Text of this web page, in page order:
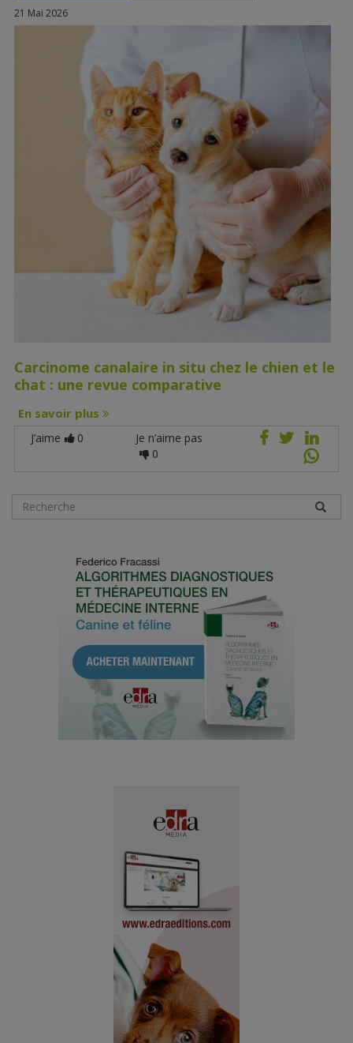
21 Mai 2026
Carcinome canalaire in situ chez le chien et le
chat : une revue comparative
En savoir plus
J’aime 0
Je n’aime pas
0